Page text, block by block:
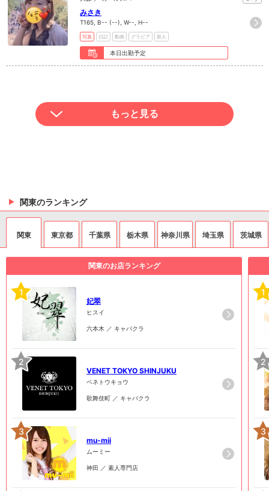
みさき
T165, B-- (--), W--, H--
写真 日記 動画 グラビア 新人
本日出勤予定
もっと見る
関東のランキング
関東 東京都 千葉県 栃木県 神奈川県 埼玉県 茨城県
関東のお店ランキング
1
妃翠
ヒスイ
六本木 ／ キャバクラ
2
VENET TOKYO SHINJUKU
ベネトウキョウ
歌舞伎町 ／ キャバクラ
3
mu-mii
ムーミー
神田 ／ 素人専門店
1
2
3